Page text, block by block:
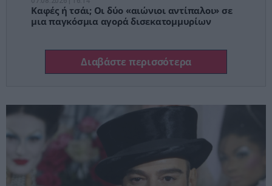
Καφές ή τσάι; Οι δύο «αιώνιοι αντίπαλοι» σε
μια παγκόσμια αγορά δισεκατομμυρίων
Διαβάστε περισσότερα